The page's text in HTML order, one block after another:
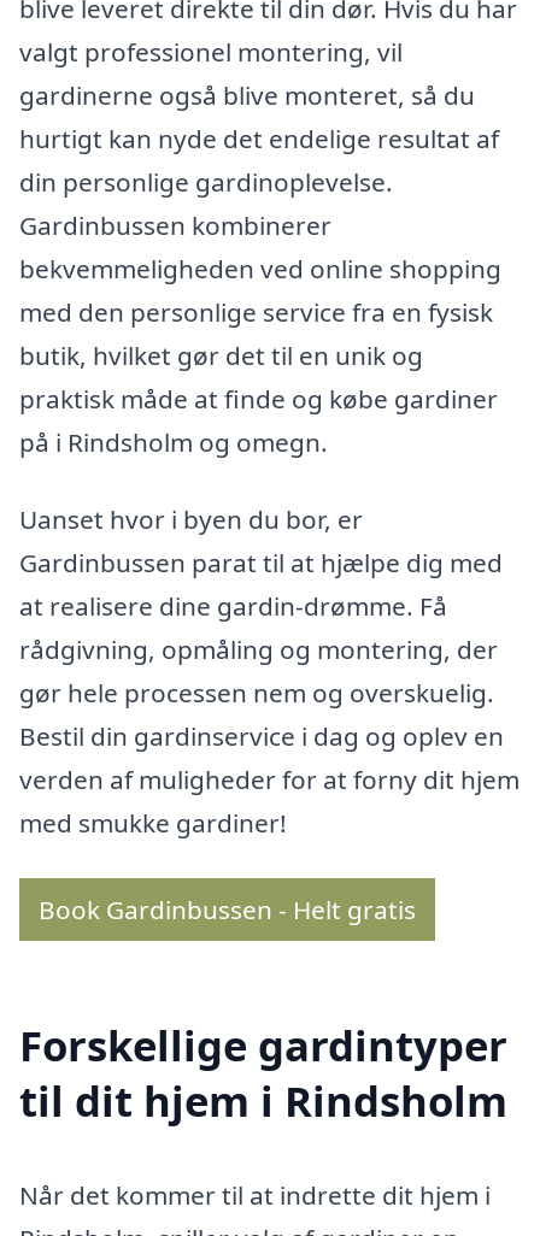
blive leveret direkte til din dør. Hvis du har
valgt professionel montering, vil
gardinerne også blive monteret, så du
hurtigt kan nyde det endelige resultat af
din personlige gardinoplevelse.
Gardinbussen kombinerer
bekvemmeligheden ved online shopping
med den personlige service fra en fysisk
butik, hvilket gør det til en unik og
praktisk måde at finde og købe gardiner
på i Rindsholm og omegn.
Uanset hvor i byen du bor, er
Gardinbussen parat til at hjælpe dig med
at realisere dine gardin-drømme. Få
rådgivning, opmåling og montering, der
gør hele processen nem og overskuelig.
Bestil din gardinservice i dag og oplev en
verden af muligheder for at forny dit hjem
med smukke gardiner!
Book Gardinbussen - Helt gratis
Forskellige gardintyper
til dit hjem i Rindsholm
Når det kommer til at indrette dit hjem i